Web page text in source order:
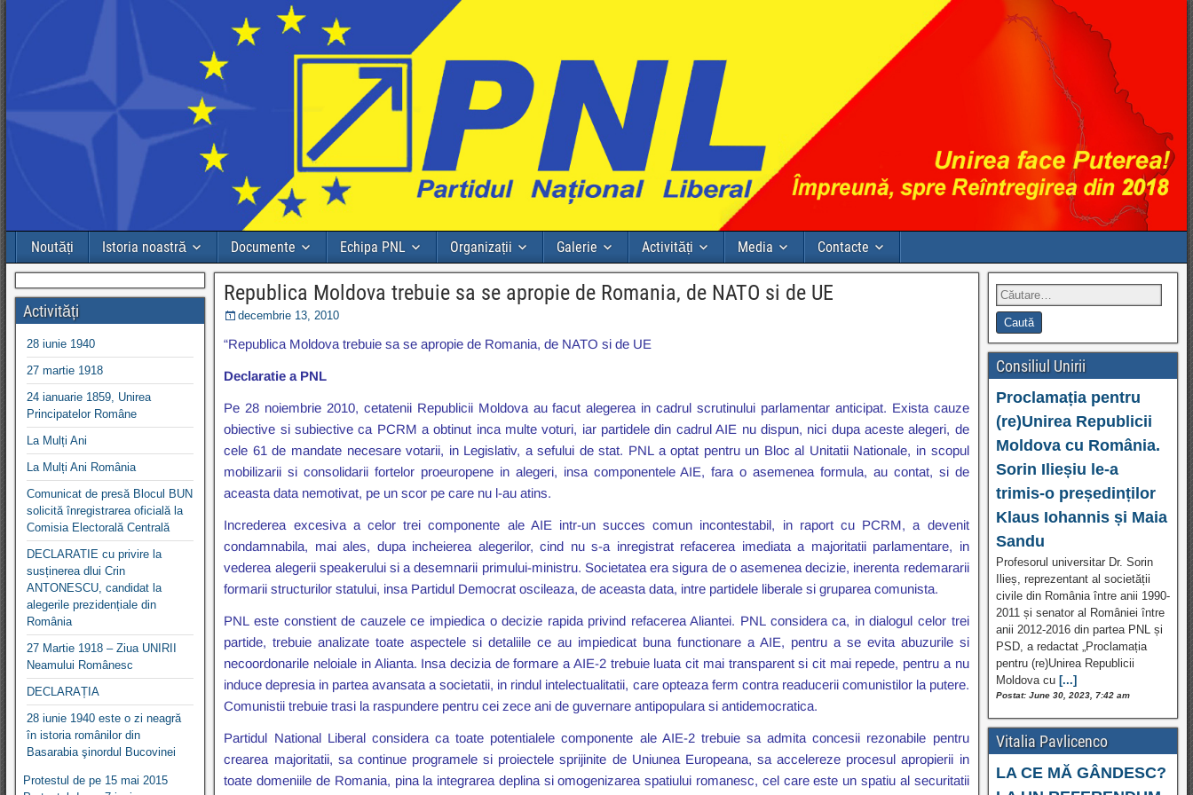
Noutăți Istoria noastră Documente Echipa PNL Organizații Galerie Activități Media Contacte
Republica Moldova trebuie sa se apropie de Romania, de NATO si de UE
decembrie 13, 2010
“Republica Moldova trebuie sa se apropie de Romania, de NATO si de UE
Declaratie a PNL
Pe 28 noiembrie 2010, cetatenii Republicii Moldova au facut alegerea in cadrul scrutinului parlamentar anticipat. Exista cauze
obiective si subiective ca PCRM a obtinut inca multe voturi, iar partidele din cadrul AIE nu dispun, nici dupa aceste alegeri, de
cele 61 de mandate necesare votarii, in Legislativ, a sefului de stat. PNL a optat pentru un Bloc al Unitatii Nationale, in scopul
mobilizarii si consolidarii fortelor proeuropene in alegeri, insa componentele AIE, fara o asemenea formula, au contat, si de
aceasta data nemotivat, pe un scor pe care nu l-au atins.
Increderea excesiva a celor trei componente ale AIE intr-un succes comun incontestabil, in raport cu PCRM, a devenit
condamnabila, mai ales, dupa incheierea alegerilor, cind nu s-a inregistrat refacerea imediata a majoritatii parlamentare, in
vederea alegerii speakerului si a desemnarii primului-ministru. Societatea era sigura de o asemenea decizie, inerenta redemararii
formarii structurilor statului, insa Partidul Democrat oscileaza, de aceasta data, intre partidele liberale si gruparea comunista.
PNL este constient de cauzele ce impiedica o decizie rapida privind refacerea Aliantei. PNL considera ca, in dialogul celor trei
partide, trebuie analizate toate aspectele si detaliile ce au impiedicat buna functionare a AIE, pentru a se evita abuzurile si
necoordonarile neloiale in Alianta. Insa decizia de formare a AIE-2 trebuie luata cit mai transparent si cit mai repede, pentru a nu
induce depresia in partea avansata a societatii, in rindul intelectualitatii, care opteaza ferm contra readucerii comunistilor la putere.
Comunistii trebuie trasi la raspundere pentru cei zece ani de guvernare antipopulara si antidemocratica.
Partidul National Liberal considera ca toate potentialele componente ale AIE-2 trebuie sa admita concesii rezonabile pentru
crearea majoritatii, sa continue programele si proiectele sprijinite de Uniunea Europeana, sa accelereze procesul apropierii in
toate domeniile de Romania, pina la integrarea deplina si omogenizarea spatiului romanesc, cel care este un spatiu al securitatii
Activități
28 iunie 1940
27 martie 1918
24 ianuarie 1859, Unirea
Principatelor Române
La Mulți Ani
La Mulți Ani România
Comunicat de presă Blocul BUN
solicită înregistrarea oficială la
Comisia Electorală Centrală
DECLARATIE cu privire la
susținerea dlui Crin
ANTONESCU, candidat la
alegerile prezidențiale din
România
27 Martie 1918 – Ziua UNIRII
Neamului Românesc
DECLARAȚIA
28 iunie 1940 este o zi neagră
în istoria românilor din
Basarabia şinordul Bucovinei
Protestul de pe 15 mai 2015
Consiliul Unirii
Proclamația pentru
(re)Unirea Republicii
Moldova cu România.
Sorin Ilieșiu le-a
trimis-o președinților
Klaus Iohannis și Maia
Sandu
Profesorul universitar Dr. Sorin
Ilieș, reprezentant al societății
civile din România între anii 1990-
2011 și senator al României între
anii 2012-2016 din partea PNL și
PSD, a redactat „Proclamația
pentru (re)Unirea Republicii
Moldova cu [...]
Postat: June 30, 2023, 7:42 am
Vitalia Pavlicenco
LA CE MĂ GÂNDESC?